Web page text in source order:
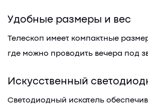
Удобные размеры и вес
Телескоп имеет компактные
где можно проводить вечера под
Искусственный
Светодиодный искатель